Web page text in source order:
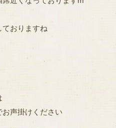
ておりますね
声掛けください